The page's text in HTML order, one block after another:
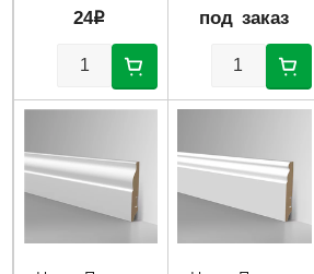
24p под заказ